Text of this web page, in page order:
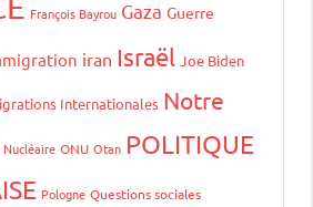
François Bayrou Gaza Guerre
iran Israël Joe Biden
Internationales Notre
Nucléaire ONU Otan POLITIQUE
Pologne Questions sociales